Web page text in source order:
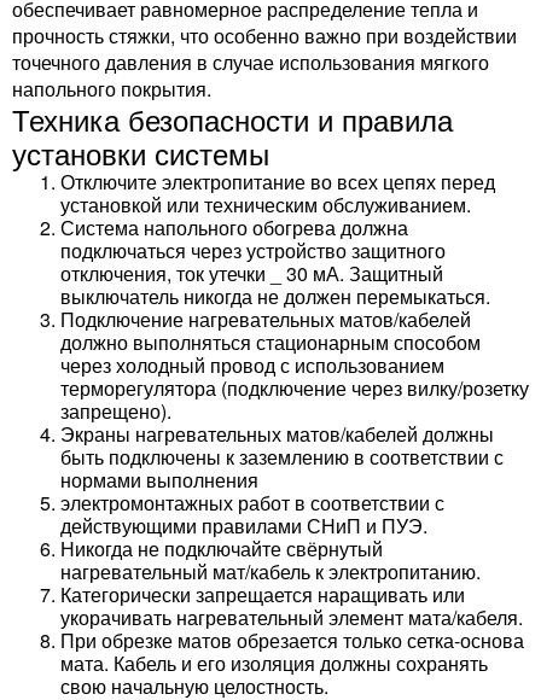
обеспечивает равномерное распределение тепла и
прочность стяжки, что особенно важно при воздействии
точечного давления в случае использования мягкого
напольного покрытия.
Техника безопасности и правила
установки системы
Отключите электропитание во всех цепях перед
установкой или техническим обслуживанием.
Система напольного обогрева должна
подключаться через устройство защитного
отключения, ток утечки _ 30 мА. Защитный
выключатель никогда не должен перемыкаться.
Подключение нагревательных матов/кабелей
должно выполняться стационарным способом
через холодный провод с использованием
терморегулятора (подключение через вилку/розетку
запрещено).
Экраны нагревательных матов/кабелей должны
быть подключены к заземлению в соответствии с
нормами выполнения
электромонтажных работ в соответствии с
действующими правилами СНиП и ПУЭ.
Никогда не подключайте свёрнутый
нагревательный мат/кабель к электропитанию.
Категорически запрещается наращивать или
укорачивать нагревательный элемент мата/кабеля.
При обрезке матов обрезается только сетка-основа
мата. Кабель и его изоляция должны сохранять
свою начальную целостность.